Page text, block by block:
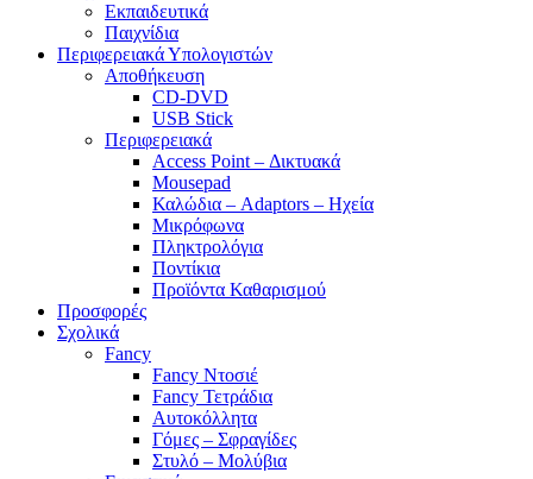
Εκπαιδευτικά
Παιχνίδια
Περιφερειακά Υπολογιστών
Αποθήκευση
CD-DVD
USB Stick
Περιφερειακά
Access Point – Δικτυακά
Mousepad
Καλώδια – Adaptors – Ηχεία
Μικρόφωνα
Πληκτρολόγια
Ποντίκια
Προϊόντα Καθαρισμού
Προσφορές
Σχολικά
Fancy
Fancy Ντοσιέ
Fancy Τετράδια
Αυτοκόλλητα
Γόμες – Σφραγίδες
Στυλό – Μολύβια